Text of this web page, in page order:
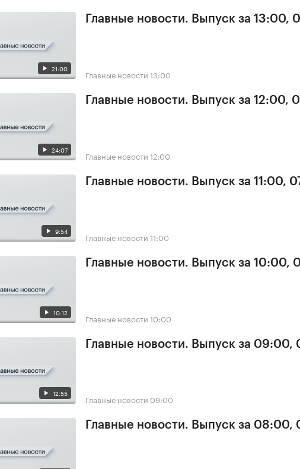
21:00
Главные новости. Выпуск за 13:00,
Главные новости 13:00
24:07
Главные новости. Выпуск за 12:00,
Главные новости 12:00
9:54
Главные новости. Выпуск за 11:00,
Главные новости 11:00
10:12
Главные новости. Выпуск за 10:00,
Главные новости 10:00
12:55
Главные новости. Выпуск за 09:00,
Главные новости 09:00
Главные новости. Выпуск за 08:00,